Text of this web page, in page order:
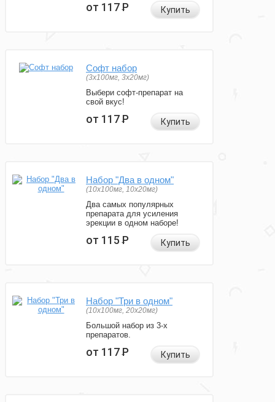
от 117Р Купить
Софт набор
(3x100мг, 3x20мг)
Выбери софт-препарат на
свой вкус!
от 117Р Купить
Набор "Два в одном"
(10x100мг, 10x20мг)
Два самых популярных
препарата для усиления
эрекции в одном наборе!
от 115Р Купить
Набор "Три в одном"
(10x100мг, 20x20мг)
Большой набор из 3-х
препаратов.
от 117Р Купить